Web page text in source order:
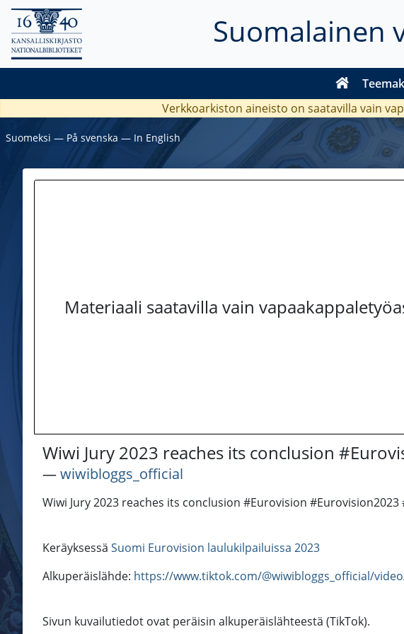
Suomalainen
Verkkoarkiston aineisto on saatavilla vain
Suomeksi ― På svenska ― In English
Materiaali saatavilla vain
Wiwi Jury 2023 reaches its conclusion
―wiwibloggs_official
Wiwi Jury 2023 reaches its conclusion #Eurovision #Eurovision2023
Keräyksessä Suomi Eurovision laulukilpailuissa 2023
Alkuperäislähde: https://www.tiktok.com/@wiwibloggs_official/
Sivun kuvailutiedot ovat peräisin alkuperäislähteestä (TikTok).